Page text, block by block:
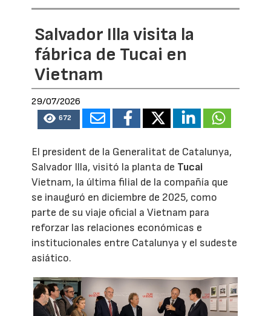
Salvador Illa visita la
fábrica de Tucai en
Vietnam
29/07/2026
672
El president de la Generalitat de Catalunya,
Salvador Illa, visitó la planta de Tucai
Vietnam, la última filial de la compañía que
se inauguró en diciembre de 2025, como
parte de su viaje oficial a Vietnam para
reforzar las relaciones económicas e
institucionales entre Catalunya y el sudeste
asiático.